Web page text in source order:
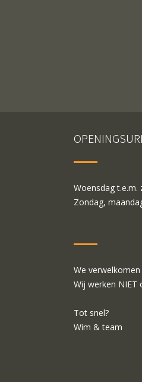
Woensdag t.e.m.
Zondag,
We
Wij werken NIET
Tot snel?
Wim & team